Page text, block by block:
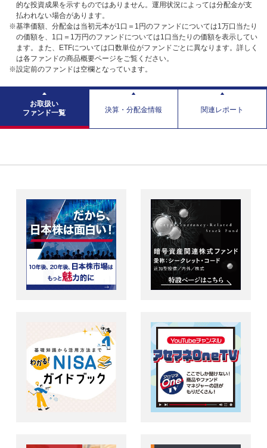
的な投資成果を示すものではありません。運用状況によっては分配金が支
払われない場合があります。
※基準価額、分配金は当初元本が1口＝1円のファンドについては1万口当たり
の価額を、1口＝1万円のファンドについては1口当たりの価額を表示してい
ます。また、ETFについては口数単位がファンドごとに異なります。詳しく
は各ファンドの商品概要ページをご覧ください。
※設定前のファンドは空欄となっています。
お取扱い
ファンド一覧
決算・分配金情報 関連レポート